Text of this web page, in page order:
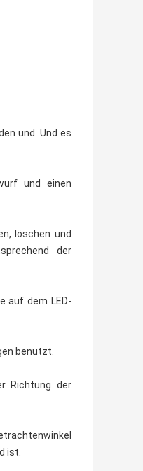
und. Und es
und einen
löschen und
der
auf dem LED-
benutzt.
Richtung der
ist.